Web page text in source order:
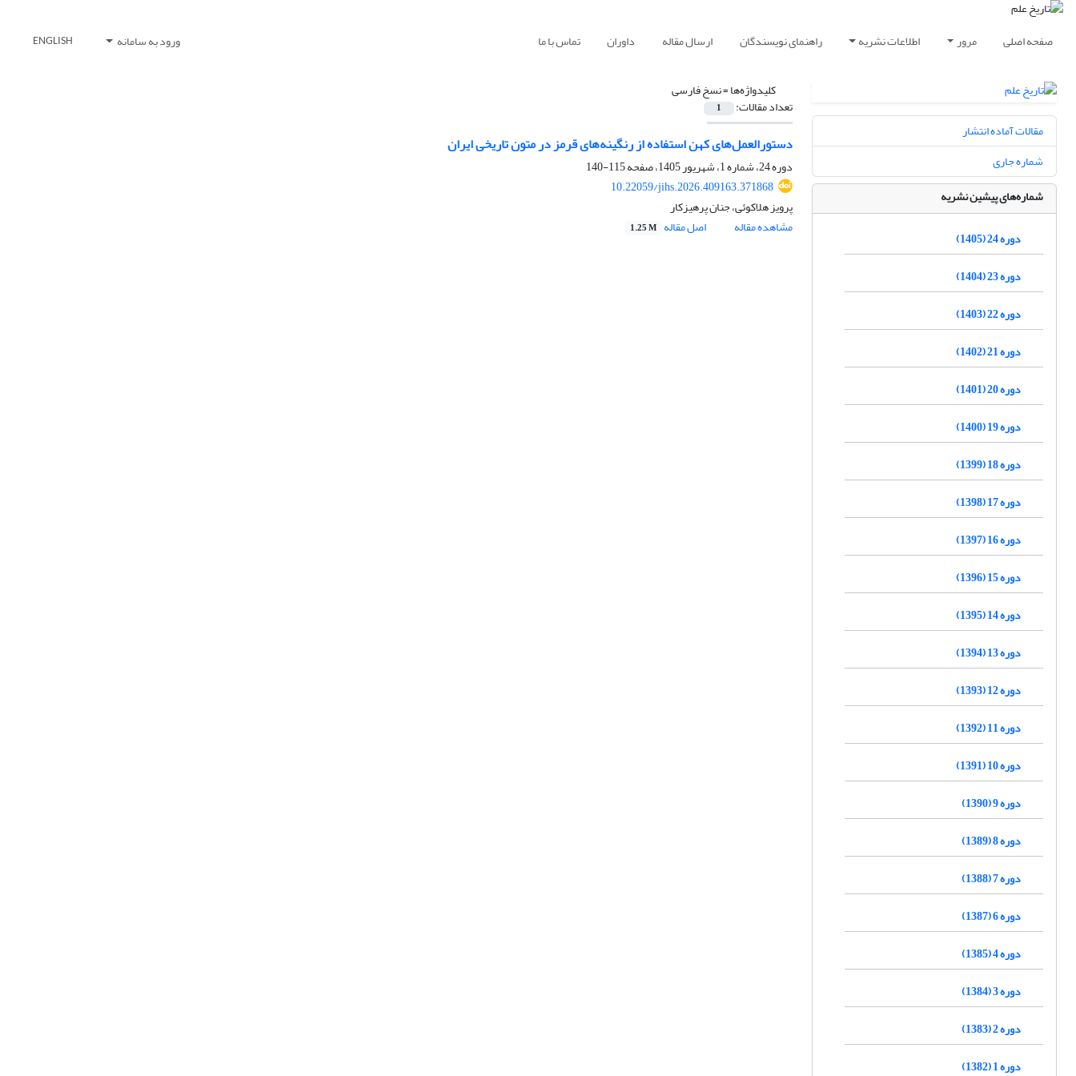
صفحه اصلی مرور اطلاعات نشریه راهنمای نویسندگان ارسال مقاله داوران تماس با ما ورود به سامانه ENGLISH
کلیدواژه‌ها =نسخ فارسی
تعداد مقالات: 1
دستورالعمل‌های کهن استفاده از رنگینه‌های قرمز در متون تاریخی ایران
دوره 24، شماره 1، شهریور 1405، صفحه
115-140
10.22059/jihs.2026.409163.371868
پرویز هلاکوئی، جنان پرهیزکار
مشاهده مقاله
اصل مقاله 1.25 M
مقالات آماده انتشار
شماره جاری
شماره‌های پیشین نشریه
دوره 24 (1405)
دوره 23 (1404)
دوره 22 (1403)
دوره 21 (1402)
دوره 20 (1401)
دوره 19 (1400)
دوره 18 (1399)
دوره 17 (1398)
دوره 16 (1397)
دوره 15 (1396)
دوره 14 (1395)
دوره 13 (1394)
دوره 12 (1393)
دوره 11 (1392)
دوره 10 (1391)
دوره 9 (1390)
دوره 8 (1389)
دوره 7 (1388)
دوره 6 (1387)
دوره 4 (1385)
دوره 3 (1384)
دوره 2 (1383)
دوره 1 (1382)